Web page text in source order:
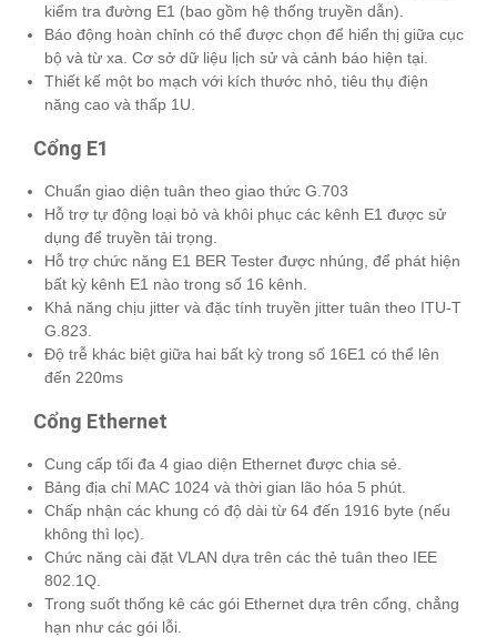
kiểm tra đường E1 (bao gồm hệ thống truyền dẫn).
Báo động hoàn chỉnh có thể được chọn để hiển thị giữa cục
bộ và từ xa. Cơ sở dữ liệu lịch sử và cảnh báo hiện tại.
Thiết kế một bo mạch với kích thước nhỏ, tiêu thụ điện
năng cao và thấp 1U.
Cổng E1
Chuẩn giao diện tuân theo giao thức G.703
Hỗ trợ tự động loại bỏ và khôi phục các kênh E1 được sử
dụng để truyền tải trọng.
Hỗ trợ chức năng E1 BER Tester được nhúng, để phát hiện
bất kỳ kênh E1 nào trong số 16 kênh.
Khả năng chịu jitter và đặc tính truyền jitter tuân theo ITU-T
G.823.
Độ trễ khác biệt giữa hai bất kỳ trong số 16E1 có thể lên
đến 220ms
Cổng Ethernet
Cung cấp tối đa 4 giao diện Ethernet được chia sẻ.
Bảng địa chỉ MAC 1024 và thời gian lão hóa 5 phút.
Chấp nhận các khung có độ dài từ 64 đến 1916 byte (nếu
không thì lọc).
Chức năng cài đặt VLAN dựa trên các thẻ tuân theo IEE
802.1Q.
Trong suốt thống kê các gói Ethernet dựa trên cổng, chẳng
hạn như các gói lỗi.